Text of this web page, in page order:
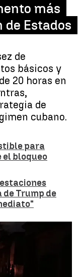
más
Estados
de
básicos y
20 horas en
de
cubano.
para
bloqueo
de Trump de